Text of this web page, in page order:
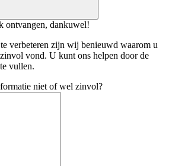
ontvangen, dankuwel!
verbeteren zijn wij benieuwd waarom u
vond. U kunt ons helpen door de
vullen.
niet of wel zinvol?